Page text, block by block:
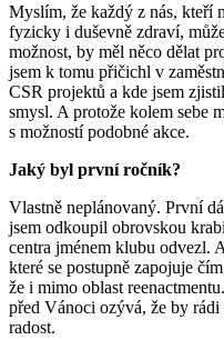
Myslím, že každý z nás, kteří
fyzicky i duševně zdraví,
možnost, by měl něco dělat
jsem k tomu přičichl v
CSR projektů a kde jsem
smysl. A protože kolem sebe
s možností podobné akce.
Jaký byl první ročník?
Vlastně neplánovaný. První
jsem odkoupil obrovskou
centra jménem klubu odvezl.
které se postupně zapojuje
že i mimo oblast
před Vánoci ozývá, že by
radost.